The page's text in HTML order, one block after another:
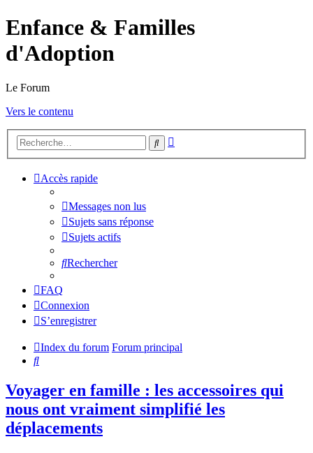
Enfance & Familles
d'Adoption
Le Forum
Vers le contenu
Rechercher
Accès rapide
Messages non lus
Sujets sans réponse
Sujets actifs
Rechercher
FAQ
Connexion
S’enregistrer
Index du forum Forum principal
Rechercher
Voyager en famille : les accessoires qui
nous ont vraiment simplifié les
déplacements